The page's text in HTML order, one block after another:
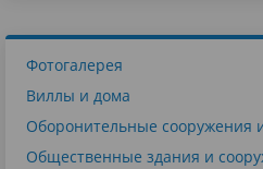
Фотогалерея
Виллы и дома
Оборонительные сооружения
Общественные здания и